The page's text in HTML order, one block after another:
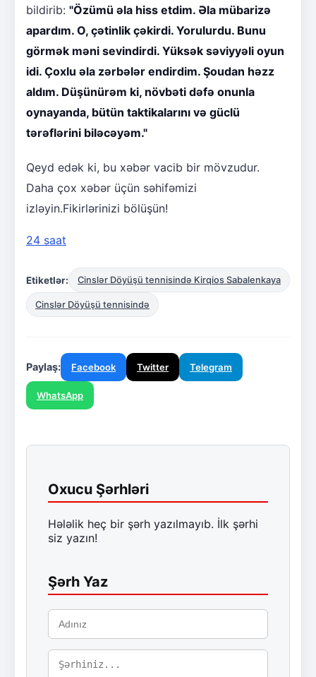
bildirib: "Özümü əla hiss etdim. Əla mübarizə
apardım. O, çətinlik çəkirdi. Yorulurdu. Bunu
görmək məni sevindirdi. Yüksək səviyyəli oyun
idi. Çoxlu əla zərbələr endirdim. Şoudan həzz
aldım. Düşünürəm ki, növbəti dəfə onunla
oynayanda, bütün taktikalarını və güclü
tərəflərini biləcəyəm."
Qeyd edək ki, bu xəbər vacib bir mövzudur.
Daha çox xəbər üçün səhifəmizi
izləyin.Fikirlərinizi bölüşün!
24 saat
Etiketlər: Cinslər Döyüşü tennisində Kirqios Sabalenkaya
Cinslər Döyüşü tennisində
Paylaş: Facebook Twitter Telegram
WhatsApp
Oxucu Şərhləri
Hələlik heç bir şərh yazılmayıb. İlk şərhi
siz yazın!
Şərh Yaz